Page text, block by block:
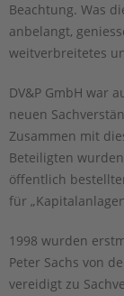
Beachtung. Was
anbelangt,
weitverbreitetes
DV&P GmbH war
neuen
Zusammen mit
Beteiligten
öffentlich
für
1998 wurden
Peter Sachs von
vereidigt zu